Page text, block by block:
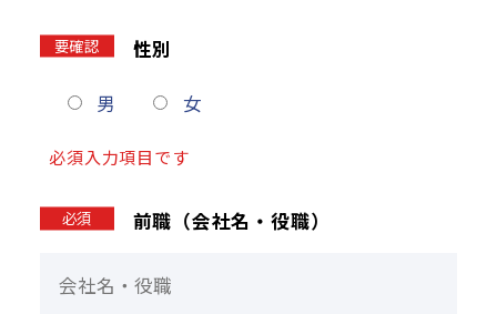
性別
要確認
男 女
必須入力項目です
前職（会社名・役職）
必須